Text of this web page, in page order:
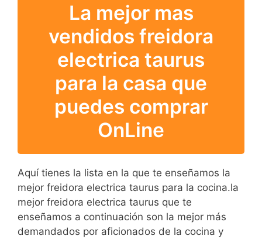
La mejor mas
vendidos freidora
electrica taurus
para la casa que
puedes comprar
OnLine
Aquí tienes la lista en la que te enseñamos la
mejor freidora electrica taurus para la cocina.la
mejor freidora electrica taurus que te
enseñamos a continuación son la mejor más
demandados por aficionados de la cocina y